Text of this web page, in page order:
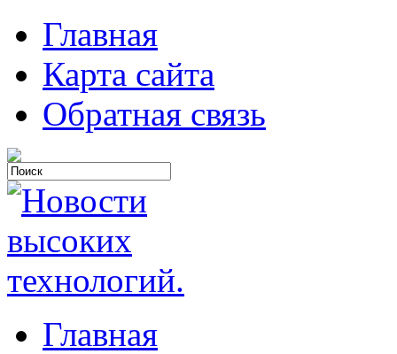
Главная
Карта сайта
Обратная связь
Главная